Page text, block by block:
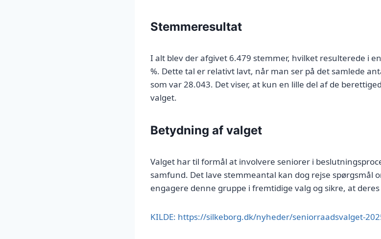
Stemmeresultat
I alt blev der afgivet 6.479 stemmer, hvilket resulterede i
%. Dette tal er relativt lavt, når man ser på det samlede
som var 28.043. Det viser, at kun en lille del af de
valget.
Betydning af valget
Valget har til formål at involvere seniorer i
samfund. Det lave stemmeantal kan dog rejse spørgsmål
engagere denne gruppe i fremtidige valg og sikre, at
KILDE: https://silkeborg.dk/nyheder/seniorraadsvalget-